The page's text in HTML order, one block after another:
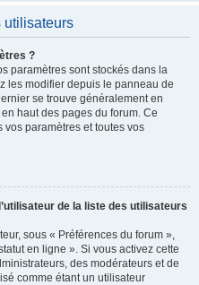
utilisateurs
?
paramètres sont stockés dans la
les modifier depuis le panneau de
se trouve généralement en
haut des pages du forum. Ce
vos paramètres et toutes vos
de la liste des utilisateurs
sous « Préférences du forum »,
en ligne ». Si vous activez cette
des modérateurs et de
comme étant un utilisateur